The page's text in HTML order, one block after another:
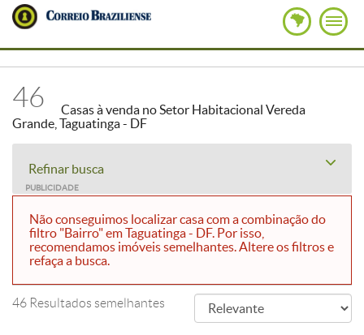
46
Casas à venda no Setor Habitacional Vereda
Grande, Taguatinga - DF
Refinar busca
PUBLICIDADE
Não conseguimos localizar casa com a combinação do
filtro "Bairro" em Taguatinga - DF. Por isso,
recomendamos imóveis semelhantes. Altere os filtros e
refaça a busca.
46 Resultados semelhantes